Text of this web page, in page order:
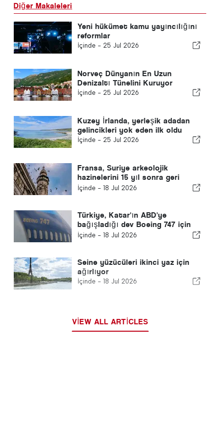
Diğer Makaleleri
Yeni hükümet kamu yayıncılığını
reformlar
İçinde - 25 Jul 2026
Norveç Dünyanın En Uzun
Denizaltı Tünelini Kuruyor
İçinde - 25 Jul 2026
Kuzey İrlanda, yerleşik adadan
gelincikleri yok eden ilk oldu
İçinde - 25 Jul 2026
Fransa, Suriye arkeolojik
hazinelerini 15 yıl sonra geri
gönderdi
İçinde - 18 Jul 2026
Türkiye, Katar'ın ABD'ye
bağışladığı dev Boeing 747 için
hava üssünü yükseltti
İçinde - 18 Jul 2026
Seine yüzücüleri ikinci yaz için
ağırlıyor
İçinde - 18 Jul 2026
VIEW ALL ARTICLES